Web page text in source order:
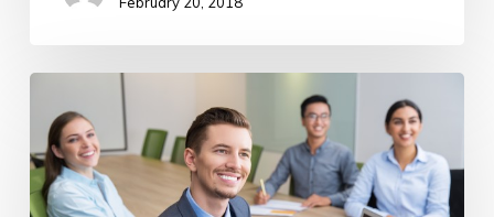
Kursus
Bahasa
Inggris
Terbaik